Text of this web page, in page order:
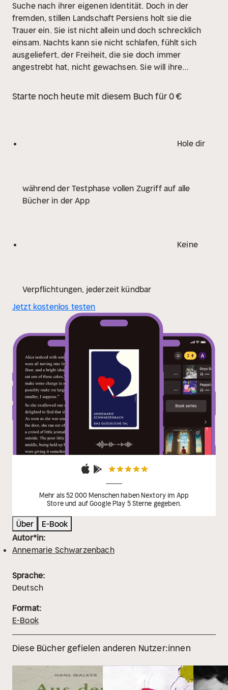
Suche nach ihrer eigenen Identität. Doch in der
fremden, stillen Landschaft Persiens holt sie die
Trauer ein. Sie ist nicht allein und doch schrecklich
einsam. Nachts kann sie nicht schlafen, fühlt sich
ausgeliefert, der Freiheit, die sie doch immer
angestrebt hat, nicht gewachsen. Sie will ihre
vergessen, und sehnt sich doch danach zurück. In
eigenen Lebens. Gegenwart und Vergangenheit,
gefeiert wird.
Starte noch heute mit diesem Buch für 0 €
Hole dir
während der Testphase vollen Zugriff auf alle
Bücher in der App
Keine
Verpflichtungen, jederzeit kündbar
Jetzt kostenlos testen
Mehr als 52 000 Menschen haben Nextory im App
Store und auf Google Play 5 Sterne gegeben.
Über
E-Book
Autor*in:
Annemarie Schwarzenbach
Sprache:
Deutsch
Format:
E-Book
Diese Bücher gefielen anderen Nutzer:innen